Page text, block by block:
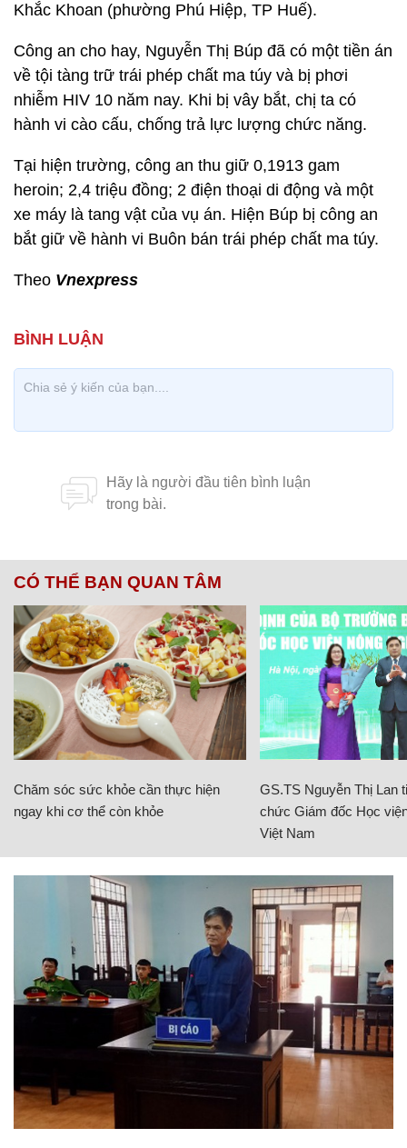
Khắc Khoan (phường Phú Hiệp, TP Huế).
Công an cho hay, Nguyễn Thị Búp đã có một tiền án
về tội tàng trữ trái phép chất ma túy và bị phơi
nhiễm HIV 10 năm nay. Khi bị vây bắt, chị ta có
hành vi cào cấu, chống trả lực lượng chức năng.
Tại hiện trường, công an thu giữ 0,1913 gam
heroin; 2,4 triệu đồng; 2 điện thoại di động và một
xe máy là tang vật của vụ án. Hiện Búp bị công an
bắt giữ về hành vi Buôn bán trái phép chất ma túy.
Theo Vnexpress
CÓ THỂ BẠN QUAN TÂM
Chăm sóc sức khỏe cần thực hiện
ngay khi cơ thể còn khỏe
GS.TS Nguyễn Thị Lan
chức Giám đốc Học
Việt Nam